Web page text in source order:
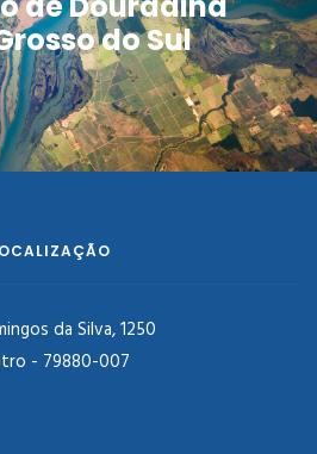
do Sul
da Silva, 1250
- 79880-007